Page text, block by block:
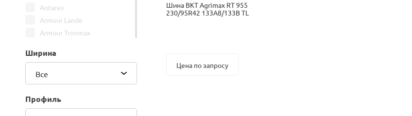
Antares
Armour Lande
Armour Tronmax
ATIRE
Bars
Belshina
BFGoodrich
Ширина
Все
Профиль
Шина BKT Agrimax RT 955
230/95R42 133A8/133B TL
Цена по запросу